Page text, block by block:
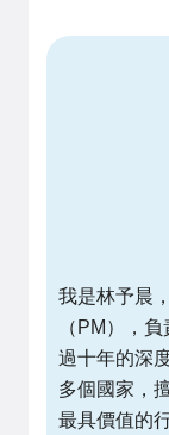
我是林予晨
（PM），
過十年的深
多個國家，
最具價值的